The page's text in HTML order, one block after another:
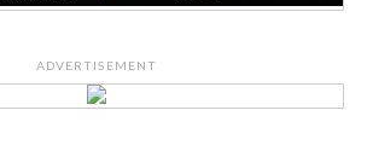
ADVERTISEMENT